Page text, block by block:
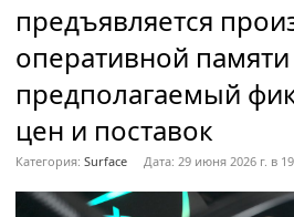
предъявляется
оперативной памяти
предполагаемый
цен и поставок
Категория: Surface Дата: 29 июня 2026 г. в